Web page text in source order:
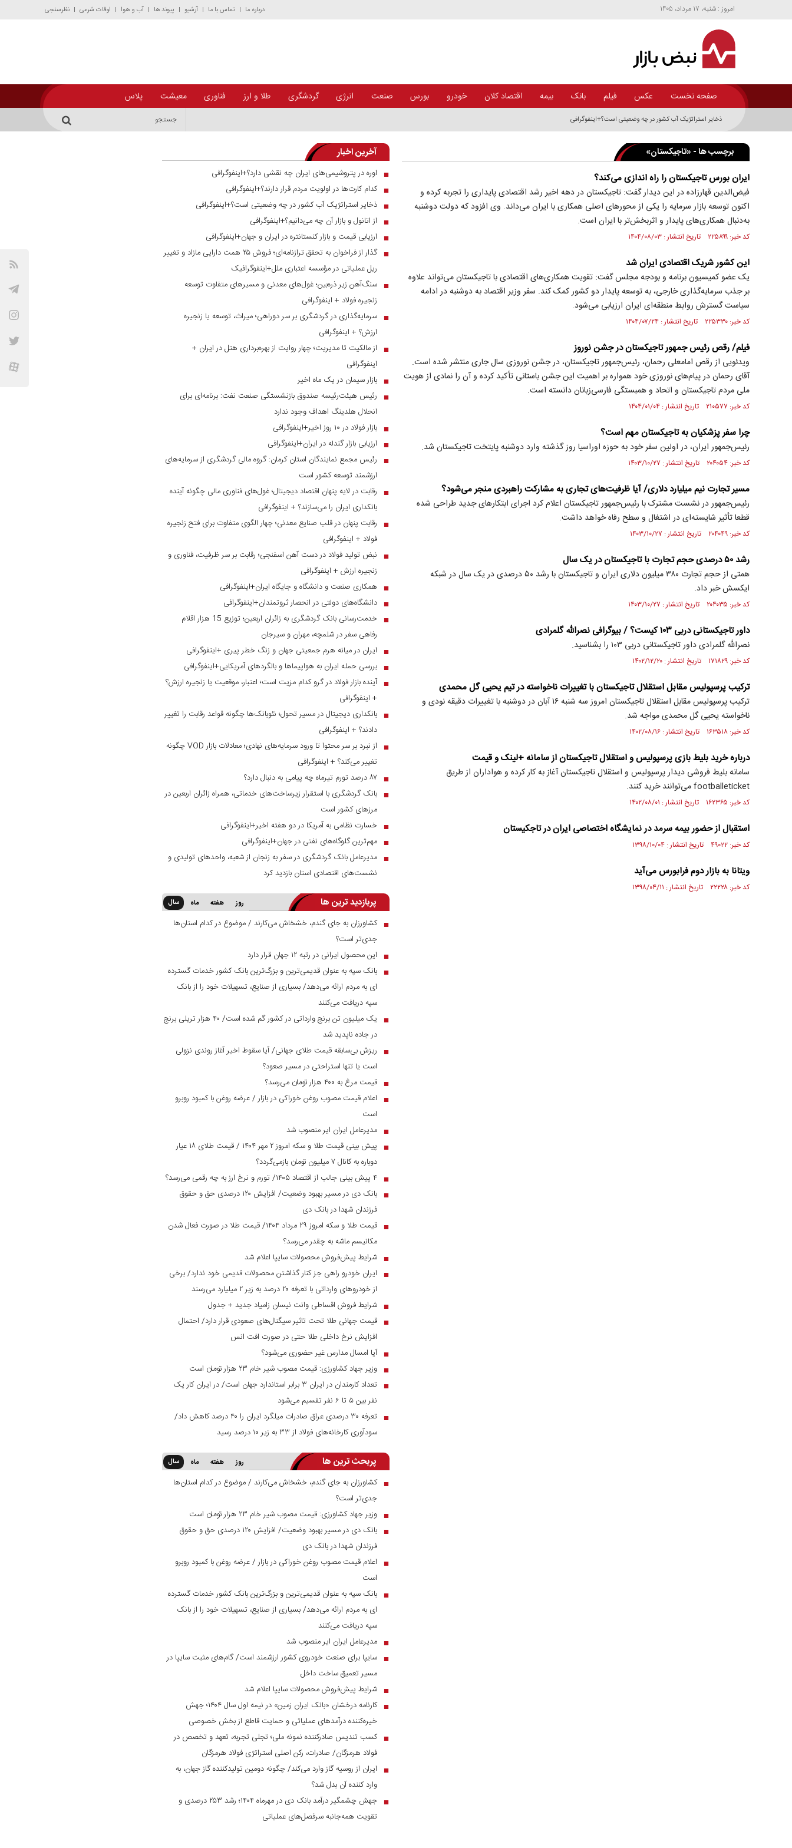
امروز : شنبه، ۱۷ مرداد، ۱۴۰۵ درباره ما تماس با ما آرشیو پیوند ها آب و هوا اوقات شرعی نظرسنجی
صفحه نخست عکس فیلم بانک بیمه اقتصاد کلان خودرو بورس صنعت انرژی گردشگری طلا و ارز فناوری معیشت پلاس
ذخایر استراتژیک آب کشور در چه وضعیتی است؟+اینفوگرافی
برچسب ها - «تاجیکستان»
ایران بورس تاجیکستان را راه اندازی می‌کند؟
فیض‌الدین قهارزاده در این دیدار گفت: تاجیکستان در دهه اخیر رشد اقتصادی پایداری را تجربه کرده و
اکنون توسعه بازار سرمایه را یکی از محور‌های اصلی همکاری با ایران می‌داند. وی افزود که دولت دوشنبه
به‌دنبال همکاری‌های پایدار و اثربخش‌تر با ایران است.
کد خبر: ۲۲۵۸۹۹ تاریخ انتشار : ۱۴۰۴/۰۸/۰۳
این کشور شریک اقتصادی ایران شد
یک عضو کمیسیون برنامه و بودجه مجلس گفت: تقویت همکاری‌های اقتصادی با تاجیکستان می‌تواند علاوه
بر جذب سرمایه‌گذاری خارجی، به توسعه پایدار دو کشور کمک کند. سفر وزیر اقتصاد به دوشنبه در ادامه
سیاست گسترش روابط منطقه‌ای ایران ارزیابی می‌شود.
کد خبر: ۲۲۵۳۳۰ تاریخ انتشار : ۱۴۰۴/۰۷/۲۴
فیلم/ رقص رئیس جمهور تاجیکستان در جشن نوروز
ویدئویی از رقص امامعلی رحمان، رئیس‌جمهور تاجیکستان، در جشن نوروزی سال جاری منتشر شده است.
آقای رحمان در پیام‌های نوروزی خود همواره بر اهمیت این جشن باستانی تأکید کرده و آن را نمادی از هویت
ملی مردم تاجیکستان و اتحاد و همبستگی فارسی‌زبانان دانسته است.
کد خبر: ۲۱۰۵۷۷ تاریخ انتشار : ۱۴۰۴/۰۱/۰۴
چرا سفر پزشکیان به تاجیکستان مهم است؟
رئیس‌جمهور ایران، در اولین سفر خود به حوزه اوراسیا روز گذشته وارد دوشنبه پایتخت تاجیکستان شد.
کد خبر: ۲۰۴۰۵۴ تاریخ انتشار : ۱۴۰۳/۱۰/۲۷
مسیر تجارت نیم میلیارد دلاری/ آیا ظرفیت‌های تجاری به مشارکت راهبردی منجر می‌شود؟
رئیس‌جمهور در نشست مشترک با رئیس‌جمهور تاجیکستان اعلام کرد اجرای ابتکارهای جدید طراحی شده
قطعا تأثیر شایسته‌ای در اشتغال و سطح رفاه خواهد داشت.
کد خبر: ۲۰۴۰۴۹ تاریخ انتشار : ۱۴۰۳/۱۰/۲۷
رشد ۵۰ درصدی حجم تجارت با تاجیکستان در یک سال
همتی از حجم تجارت ۳۸۰ میلیون دلاری ایران و تاجیکستان با رشد ۵۰ درصدی در یک سال در شبکه
ایکسش خبر داد.
کد خبر: ۲۰۴۰۳۵ تاریخ انتشار : ۱۴۰۳/۱۰/۲۷
داور تاجیکستانی دربی ۱۰۳ کیست؟ / بیوگرافی نصرالله گلمرادی
نصرالله گلمرادی داور تاجیکستانی دربی ۱۰۳ را بشناسید.
کد خبر: ۱۷۱۸۲۹ تاریخ انتشار : ۱۴۰۲/۱۲/۲۰
ترکیب پرسپولیس مقابل استقلال تاجیکستان با تغییرات ناخواسته در تیم یحیی گل محمدی
ترکیب پرسپولیس مقابل استقلال تاجیکستان امروز سه شنبه ۱۶ آبان در دوشنبه با تغییرات دقیقه نودی و
ناخواسته یحیی گل محمدی مواجه شد.
کد خبر: ۱۶۳۵۱۸ تاریخ انتشار : ۱۴۰۲/۰۸/۱۶
درباره خرید بلیط بازی پرسپولیس و استقلال تاجیکستان از سامانه +لینک و قیمت
سامانه بلیط فروشی دیدار پرسپولیس و استقلال تاجیکستان آغاز به کار کرده و هواداران از طریق
footballeticket می‌توانند خرید کنند.
کد خبر: ۱۶۲۳۶۵ تاریخ انتشار : ۱۴۰۲/۰۸/۰۱
استقبال از حضور بیمه سرمد در نمایشگاه اختصاصی ایران در تاجکیستان
کد خبر: ۴۹۰۲۲ تاریخ انتشار : ۱۳۹۸/۱۰/۰۴
ویتانا به بازار دوم فرابورس می‌آید
کد خبر: ۲۲۲۲۸ تاریخ انتشار : ۱۳۹۸/۰۴/۱۱
آخرین اخبار
■ اوره در پتروشیمی‌های ایران چه نقشی دارد؟+اینفوگرافی
■ کدام کارت‌ها در اولویت مردم قرار دارند؟+اینفوگرافی
■ ذخایر استراتژیک آب کشور در چه وضعیتی است؟+اینفوگرافی
■ از اتانول و بازار آن چه می‌دانیم؟+اینفوگرافی
■ ارزیابی قیمت و بازار کنستانتره در ایران و جهان+اینفوگرافی
■
گذار از فراخوان به تحقق ترازنامه‌ای؛ فروش ۲۵ همت دارایی مازاد و تغییر
ریل عملیاتی در مؤسسه اعتباری ملل+اینفوگرافیک
■ سنگ‌آهن زیر ذره‌بین؛ غول‌های معدنی و مسیر‌های متفاوت توسعه
زنجیره فولاد + اینفوگرافی
■ سرمایه‌گذاری در گردشگری بر سر دوراهی؛ میراث، توسعه یا زنجیره
ارزش؟ + اینفوگرافی
■
از مالکیت تا مدیریت؛ چهار روایت از بهره‌برداری هتل در ایران +
اینفوگرافی
■ بازار سیمان در یک ماه اخیر
■
رئیس هیئت‌رئیسه صندوق بازنشستگی صنعت نفت: برنامه‌ای برای
انحلال هلدینگ اهداف وجود ندارد
■ بازار فولاد در ۱۰ روز اخیر+اینفوگرافی
■ ارزیابی بازار گندله در ایران+اینفوگرافی
■
رئیس مجمع نمایندگان استان کرمان: گروه مالی گردشگری از سرمایه‌های
ارزشمند توسعه کشور است
■
رقابت در لایه پنهان اقتصاد دیجیتال؛ غول‌های فناوری مالی چگونه آینده
بانکداری ایران را می‌سازند؟ + اینفوگرافی
■
رقابت پنهان در قلب صنایع معدنی؛ چهار الگوی متفاوت برای فتح زنجیره
فولاد + اینفوگرافی
■
نبض تولید فولاد در دست آهن اسفنجی؛ رقابت بر سر ظرفیت، فناوری و
زنجیره ارزش + اینفوگرافی
■ همکاری صنعت و دانشگاه و جایگاه ایران+اینفوگرافی
■ دانشگاه‌های دولتی در انحصار ثروتمندان+اینفوگرافی
■
خدمت‌رسانی بانک گردشگری به زائران اربعین؛ توزیع 15 هزار اقلام
رفاهی سفر در شلمچه، مهران و سیرجان
■ ایران در میانه هرم جمعیتی جهان و زنگ خطر پیری +اینفوگرافی
■ بررسی حمله ایران به هواپیماها و بالگردهای آمریکایی+اینفوگرافی
■ آینده بازار فولاد در گرو کدام مزیت است؛ اعتبار، موقعیت یا زنجیره ارزش؟
+ اینفوگرافی
■ بانکداری دیجیتال در مسیر تحول؛ نئوبانک‌ها چگونه قواعد رقابت را تغییر
دادند؟ + اینفوگرافی
■
از نبرد بر سر محتوا تا ورود سرمایه‌های نهادی؛ معادلات بازار VOD چگونه
تغییر می‌کند؟ + اینفوگرافی
■ ۸۷ درصد تورم تیرماه چه پیامی به دنبال دارد؟
■ بانک گردشگری با استقرار زیرساخت‌های خدماتی، همراه زائران اربعین در
مرز‌های کشور است
■ خسارت نظامی به آمریکا در دو هفته اخیر+اینفوگرافی
■ مهم‌ترین گلوگاه‌های نفتی در جهان+اینفوگرافی
■ مدیرعامل بانک گردشگری در سفر به زنجان از شعبه، واحدهای تولیدی و
نشست‌های اقتصادی استان بازدید کرد
پربازدید ترین ها روز هفته ماه سال
■ کشاورزان به جای گندم، خشخاش می‌کارند / موضوع در کدام استان‌ها
جدی‌تر است؟
■ این محصول ایرانی در رتبه ۱۲ جهان قرار دارد
■ بانک سپه به عنوان قدیمی‌ترین و بزرگ‌ترین بانک کشور خدمات گسترده
ای به مردم ارائه می‌دهد/ بسیاری از صنایع، تسهیلات خود را از بانک
سپه دریافت می‌کنند
■
یک میلیون تن برنج وارداتی در کشور گم شده است/ ۴۰ هزار تریلی برنج
در جاده ناپدید شد
■
ریزش بی‌سابقه قیمت طلای جهانی/ آیا سقوط اخیر آغاز روندی نزولی
است یا تنها استراحتی در مسیر صعود؟
■ قیمت مرغ به ۴۰۰ هزار تومان می‌رسد؟
■
اعلام قیمت مصوب روغن خوراکی در بازار / عرضه روغن با کمبود روبرو
است
■ مدیرعامل ایران ایر منصوب شد
■
پیش بینی قیمت طلا و سکه امروز ۲ مهر ۱۴۰۴ / قیمت طلای ۱۸ عیار
دوباره به کانال ۷ میلیون تومان بازمی‌گردد؟
■ ۴ پیش بینی جالب از اقتصاد ۱۴۰۵/ تورم و نرخ ارز به چه رقمی می‌رسد؟
■
بانک دی در مسیر بهبود وضعیت/ افزایش ۱۲۰ درصدی حق و حقوق
فرزندان شهدا در بانک دی
■
قیمت طلا و سکه امروز ۲۹ مرداد ۱۴۰۴/ قیمت طلا در صورت فعال شدن
مکانیسم ماشه به چقدر می‌رسد؟
■ شرایط پیش‌فروش محصولات سایپا اعلام شد
■
ایران خودرو راهی جز کنار گذاشتن محصولات قدیمی خود ندارد/ برخی
از خودرو‌های وارداتی با تعرفه ۲۰ درصد به زیر ۲ میلیارد می‌رسند
■ شرایط فروش اقساطی وانت نیسان زامیاد جدید + جدول
■ قیمت جهانی طلا تحت تاثیر سیگنال‌های صعودی قرار دارد/ احتمال
افزایش نرخ داخلی طلا حتی در صورت افت انس
■ آیا امسال مدارس غیر حضوری می‌شود؟
■ وزیر جهاد کشاورزی: قیمت مصوب شیر خام ۲۳ هزار تومان است
■
تعداد کارمندان در ایران ۳ برابر استاندارد جهان است/ در ایران کار یک
نفر بین ۵ تا ۶ نفر تقسیم می‌شود
■
تعرفه ۳۰ درصدی عراق صادرات میلگرد ایران را ۴۰ درصد کاهش داد/
سودآوری کارخانه‌های فولاد از ۳۳ به زیر ۱۰ درصد رسید
پربحث ترین ها روز هفته ماه سال
■ کشاورزان به جای گندم، خشخاش می‌کارند / موضوع در کدام استان‌ها
جدی‌تر است؟
■ وزیر جهاد کشاورزی: قیمت مصوب شیر خام ۲۳ هزار تومان است
■
بانک دی در مسیر بهبود وضعیت/ افزایش ۱۲۰ درصدی حق و حقوق
فرزندان شهدا در بانک دی
■
اعلام قیمت مصوب روغن خوراکی در بازار / عرضه روغن با کمبود روبرو
است
■ بانک سپه به عنوان قدیمی‌ترین و بزرگ‌ترین بانک کشور خدمات گسترده
ای به مردم ارائه می‌دهد/ بسیاری از صنایع، تسهیلات خود را از بانک
سپه دریافت می‌کنند
■ مدیرعامل ایران ایر منصوب شد
■ سایپا برای صنعت خودروی کشور ارزشمند است/ گام‌های مثبت سایپا در
مسیر تعمیق ساخت داخل
■ شرایط پیش‌فروش محصولات سایپا اعلام شد
■
کارنامه درخشان «بانک ایران زمین» در نیمه اول سال ۱۴۰۴؛ جهش
خیره‌کننده درآمد‌های عملیاتی و حمایت قاطع از بخش خصوصی
■ کسب تندیس صادرکننده نمونه ملی؛ تجلی تجربه، تعهد و تخصص در
فولاد هرمزگان/ صادرات، رکن اصلی استراتژی فولاد هرمزگان
■
ایران از روسیه گاز وارد می‌کند/ چگونه دومین تولیدکننده گاز جهان، به
وارد کننده آن بدل شد؟
■
جهش چشمگیر درآمد بانک دی در مهرماه ۱۴۰۴؛ رشد ۲۵۳ درصدی و
تقویت همه‌جانبه سرفصل‌های عملیاتی